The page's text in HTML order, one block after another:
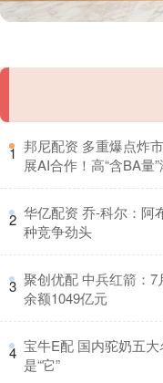
1 邦尼配资 多重爆点炸
展AI合作！高“含BA量
2 华亿配资 乔-科尔：阿
种竞争劲头
3 聚创优配 中兵红箭：7
余额1049亿元
4 宝牛E配 国内驼奶五
是“它”